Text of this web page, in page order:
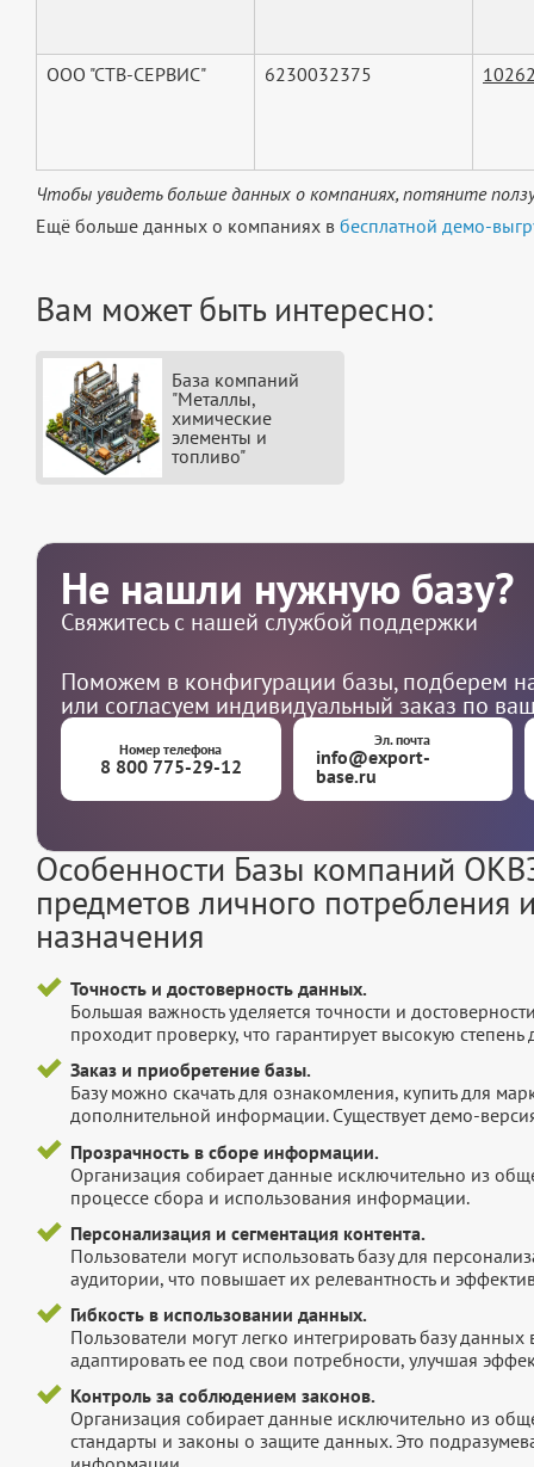
ООО "СТВ-СЕРВИС" 6230032375
Чтобы увидеть больше данных о компаниях, потяните
Ещё больше данных о компаниях в бесплатной демо-
Вам может быть интересно:
База компаний
"Металлы,
химические
элементы и
топливо"
Не нашли нужную базу?
Свяжитесь с нашей службой поддержки
Поможем в конфигурации базы, подберем
или согласуем индивидуальный заказ по
Номер телефона
8 800 775-29-12
Эл. почта
info@export-
base.ru
Особенности Базы компаний
предметов личного потребления
назначения
Точность и достоверность данных.
Большая важность уделяется точности и
проходит проверку, что гарантирует высокую
Заказ и приобретение базы.
Базу можно скачать для ознакомления, купить для
дополнительной информации. Существует демо-
Прозрачность в сборе информации.
Организация собирает данные исключительно из
процессе сбора и использования информации.
Персонализация и сегментация контента.
Пользователи могут использовать базу для
аудитории, что повышает их релевантность и
Гибкость в использовании данных.
Пользователи могут легко интегрировать базу
адаптировать ее под свои потребности, улучшая
Контроль за соблюдением законов.
Организация собирает данные исключительно из
стандарты и законы о защите данных. Это